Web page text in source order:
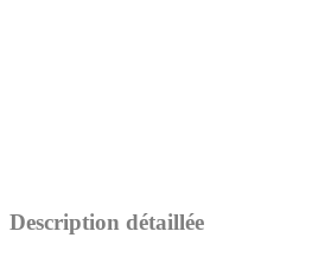
Description détaillée